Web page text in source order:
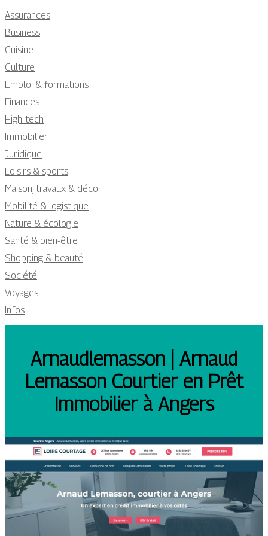
Assurances
Business
Cuisine
Culture
Emploi & formations
Finances
High-tech
Immobilier
Juridique
Loisirs & sports
Maison, travaux & déco
Mobilité & logistique
Nature & écologie
Santé & bien-être
Shopping & beauté
Société
Voyages
Infos
Ar­naudle­mas­son | Arnaud
Lemasson Courtier en Prêt
Immobilier à Angers